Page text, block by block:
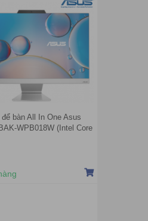
bàn All In One Asus
WPB018W (Intel Core
8GB | 512GB | Intel UHD
FHD | Win 11| Trắng)